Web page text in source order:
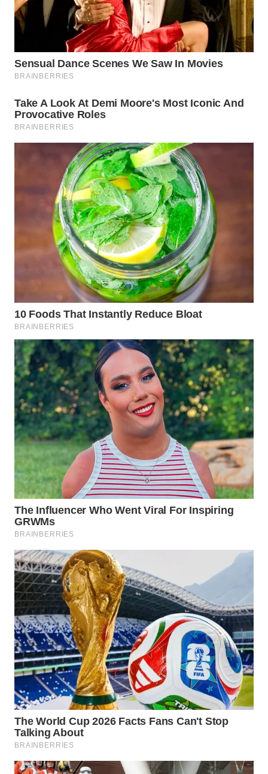
WN
WN
WN
BOROBUDUR
MADURA
WN
NATUNA
WN
BINTAN
WN
MANDALIKA
WN
LIKUPANG
WN
LABUANBAJO
WN
BORNEO
Wahana
Media
Group
WAHANA
NEWS
WAHANA
TANI
WAHANA
ADVOKAT
WAHANA
INFRASTRUKTUR